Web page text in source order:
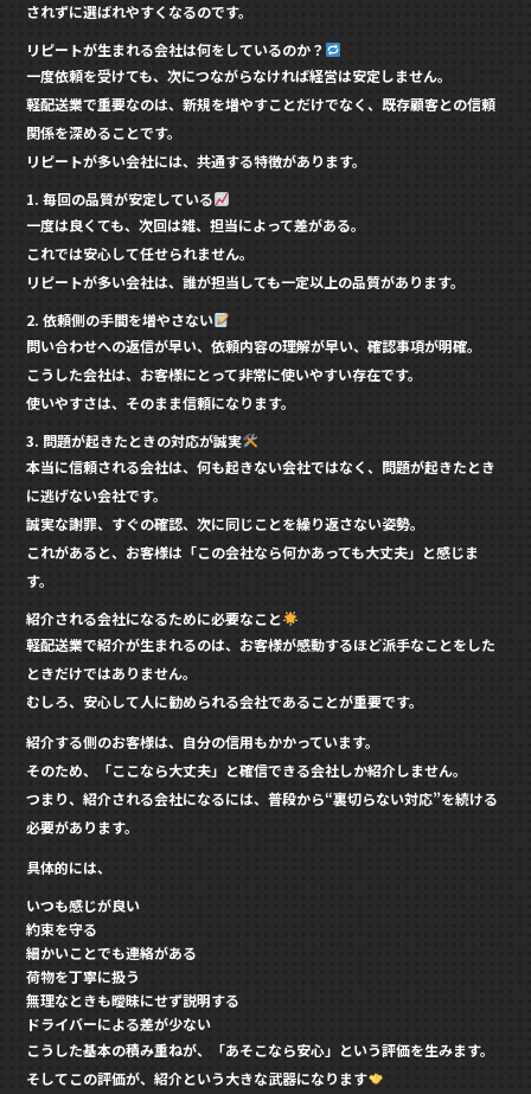
されずに選ばれやすくなるのです。
リピートが生まれる会社は何をしているのか？
一度依頼を受けても、次につながらなければ経営は安定しません。
軽配送業で重要なのは、新規を増やすことだけでなく、既存顧客との信頼
関係を深めることです。
リピートが多い会社には、共通する特徴があります。
1. 毎回の品質が安定している
一度は良くても、次回は雑、担当によって差がある。
これでは安心して任せられません。
リピートが多い会社は、誰が担当しても一定以上の品質があります。
2. 依頼側の手間を増やさない
問い合わせへの返信が早い、依頼内容の理解が早い、確認事項が明確。
こうした会社は、お客様にとって非常に使いやすい存在です。
使いやすさは、そのまま信頼になります。
3. 問題が起きたときの対応が誠実
本当に信頼される会社は、何も起きない会社ではなく、問題が起きたとき
に逃げない会社です。
誠実な謝罪、すぐの確認、次に同じことを繰り返さない姿勢。
これがあると、お客様は「この会社なら何かあっても大丈夫」と感じま
す。
紹介される会社になるために必要なこと
軽配送業で紹介が生まれるのは、お客様が感動するほど派手なことをした
ときだけではありません。
むしろ、 安心して人に勧められる会社であることが重要です。
紹介する側のお客様は、自分の信用もかかっています。
そのため、「ここなら大丈夫」と確信できる会社しか紹介しません。
つまり、紹介される会社になるには、普段から“裏切らない対応”を続ける
必要があります。
具体的には、
いつも感じが良い
約束を守る
細かいことでも連絡がある
荷物を丁寧に扱う
無理なときも曖昧にせず説明する
ドライバーによる差が少ない
こうした基本の積み重ねが、「あそこなら安心」という評価を生みます。
そしてこの評価が、紹介という大きな武器になります